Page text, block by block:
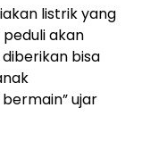
listrik yang
akan
bisa
ujar